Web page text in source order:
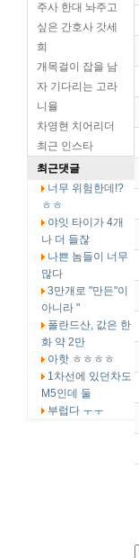
주사 한대 놔주고
싶은 간호사 갓세
희
개목걸이 잡을 남
자 기다리는 고라
니율
차영현 치어리더
최근 인스타
최근댓글
너무 위험한데!?
ㅎㅎ
야잇 타이가 4개
나 더 들잖
나쁜 놈들이 너무
많다
3만개로 "만든"이
아니라 "
폴란드산, 값은 한
화 약 2만
아핫 ㅎㅎㅎㅎ
1차선에 있던차도
M5인데 둘
부럽다 ㅜㅜ